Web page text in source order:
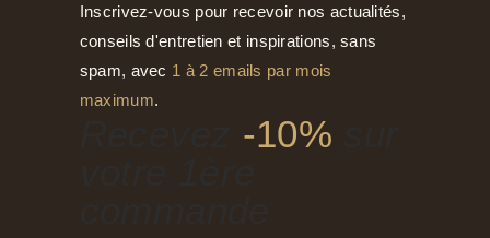
Inscrivez-vous pour recevoir nos actualités,
conseils d'entretien et inspirations, sans
spam, avec 1 à 2 emails par mois
maximum.
-10%